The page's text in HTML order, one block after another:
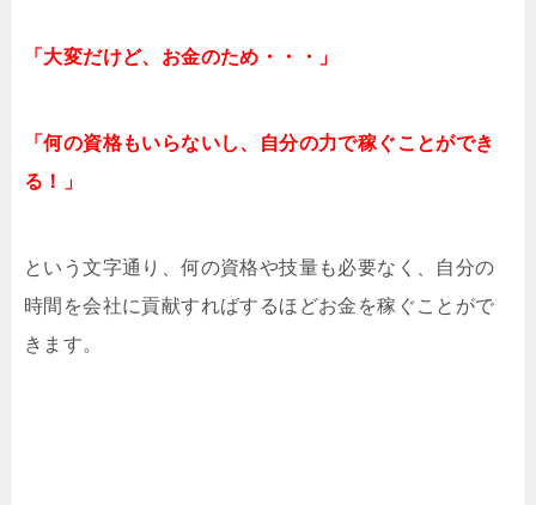
「大変だけど、お金のため・・・」
「何の資格もいらないし、自分の力で稼ぐことができ
る！」
という文字通り、何の資格や技量も必要なく、自分の
時間を会社に貢献すればするほどお金を稼ぐことがで
きます。